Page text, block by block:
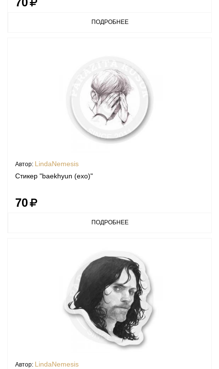
ПОДРОБНЕЕ
Автор: LindaNemesis
Стикер "baekhyun (exo)"
70
ПОДРОБНЕЕ
Автор: LindaNemesis